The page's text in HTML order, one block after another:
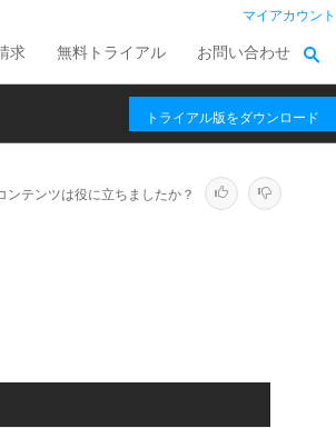
マイアカウント
求 無料トライアル お問い合わせ
トライアル版をダウンロード
ンテンツは役に立ちましたか？